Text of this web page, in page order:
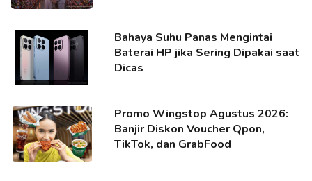
Bahaya Suhu Panas Mengintai
Baterai HP jika Sering Dipakai saat
Dicas
Promo Wingstop Agustus 2026:
Banjir Diskon Voucher Qpon,
TikTok, dan GrabFood